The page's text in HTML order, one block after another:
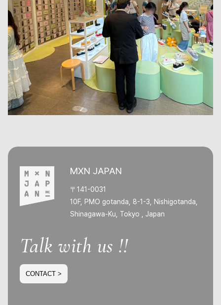
MXN JAPAN
〒141-0031
10F, PMO gotanda, 8-1-3, Nishigotanda,
Shinagawa-Ku, Tokyo , Japan
Talk with us !!
CONTACT >